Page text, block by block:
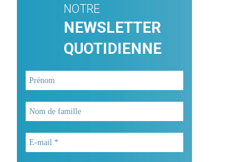
NOTRE
NEWSLETTER
QUOTIDIENNE